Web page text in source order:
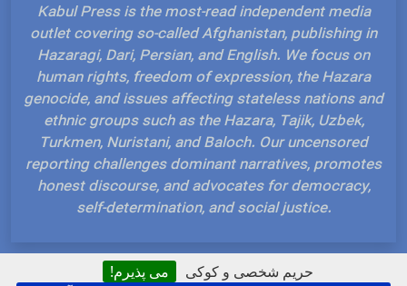
حریم شخصی و کوکی
می پذیرم!
Kabul Press is the most-read independent media
outlet covering so-called Afghanistan, publishing in
Hazaragi, Dari, Persian, and English. We focus on
human rights, freedom of expression, the Hazara
genocide, and issues affecting stateless nations and
ethnic groups such as the Hazara, Tajik, Uzbek,
Turkmen, Nuristani, and Baloch. Our uncensored
reporting challenges dominant narratives, promotes
honest discourse, and advocates for democracy,
self-determination, and social justice.